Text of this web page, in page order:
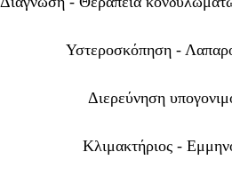
Υστεροσκόπηση -
Διερεύνηση
Κλιμακτήριος -